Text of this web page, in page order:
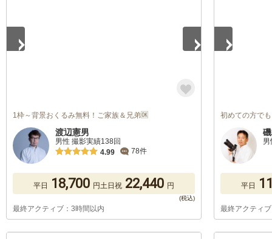
1枠～背景おくるみ無料！ご家族＆兄弟🆗
渡辺憲男
男性 撮影実績138回
4.99
78件
平日 18,700 円土日祝 22,440 円
最終アクティブ：3時間以内
初めての方で
男
平日
最終アクティ